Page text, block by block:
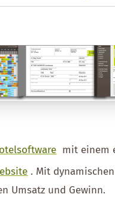
mit einem
. Mit
Umsatz und Gewinn.